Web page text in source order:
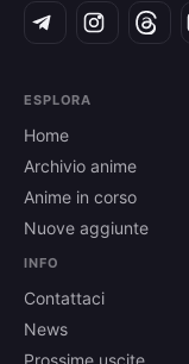
ESPLORA
Home
Archivio anime
Anime in corso
Nuove aggiunte
INFO
Contattaci
News
Prossime uscite